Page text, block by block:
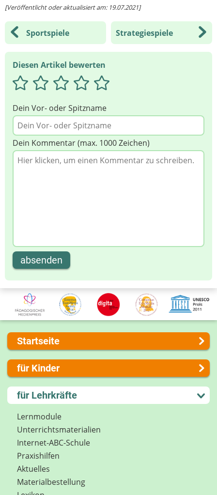
[Veröffentlicht oder aktualisiert am: 19.07.2021]
Sportspiele Strategiespiele
Diesen Artikel bewerten
Dein Vor- oder Spitzname
Dein Kommentar (max. 1000 Zeichen)
absenden
Startseite
Über uns
Presse
Kontakt
Impressum
Internet-ABC Sitemap
Barrierefreiheit
Länderprojekte
für Kinder
Lernen und Schule
Hobby und Freizeit
Spiel und Spaß
Mitreden und Mitmachen
Lexikon
Datenschutz
Newsletter
für Lehrkräfte
Lernmodule
Unterrichts­materialien
Internet-ABC-Schule
Praxishilfen
Aktuelles
Materialbestellung